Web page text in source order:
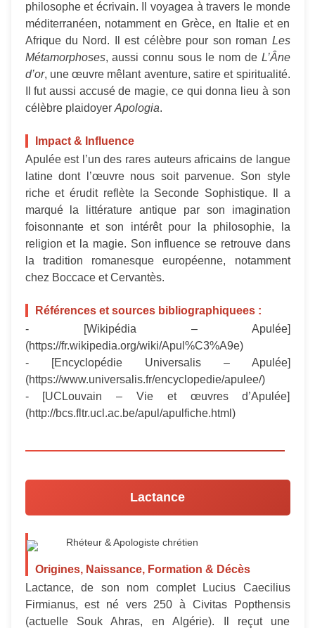
philosophe et écrivain. Il voyagea à travers le monde
méditerranéen, notamment en Grèce, en Italie et en
Afrique du Nord. Il est célèbre pour son roman Les
Métamorphoses, aussi connu sous le nom de L’Âne
d’or, une œuvre mêlant aventure, satire et spiritualité.
Il fut aussi accusé de magie, ce qui donna lieu à son
célèbre plaidoyer Apologia.
Impact & Influence
Apulée est l’un des rares auteurs africains de langue
latine dont l’œuvre nous soit parvenue. Son style
riche et érudit reflète la Seconde Sophistique. Il a
marqué la littérature antique par son imagination
foisonnante et son intérêt pour la philosophie, la
religion et la magie. Son influence se retrouve dans
la tradition romanesque européenne, notamment
chez Boccace et Cervantès.
Références et sources bibliographiquees :
- [Wikipédia – Apulée]
(https://fr.wikipedia.org/wiki/Apul%C3%A9e)
- [Encyclopédie Universalis – Apulée]
(https://www.universalis.fr/encyclopedie/apulee/)
- [UCLouvain – Vie et œuvres d’Apulée]
(http://bcs.fltr.ucl.ac.be/apul/apulfiche.html)
Lactance
Rhéteur & Apologiste chrétien
Origines, Naissance, Formation & Décès
Lactance, de son nom complet Lucius Caecilius
Firmianus, est né vers 250 à Civitas Popthensis
(actuelle Souk Ahras, en Algérie). Il reçut une